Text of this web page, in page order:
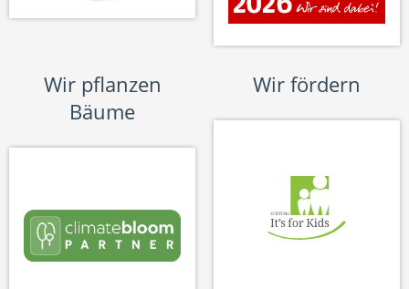
Wir pflanzen
Bäume
Wir fördern